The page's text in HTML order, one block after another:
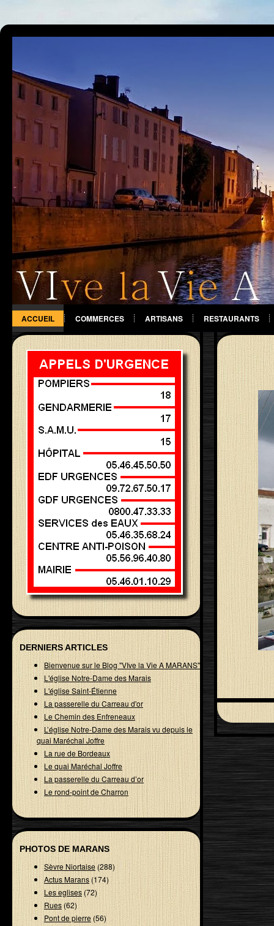
ACCUEIL COMMERCES ARTISANS RESTAURANTS
DIVERS
DERNIERS ARTICLES
Bienvenue sur le Blog "VIve la Vie A MARANS"
L'église Notre-Dame des Marais
L'église Saint-Étienne
La passerelle du Carreau d'or
Le Chemin des Enfreneaux
L’église Notre-Dame des Marais vu depuis le
quai Maréchal Joffre
La rue de Bordeaux
Le quai Maréchal Joffre
La passerelle du Carreau d’or
Le rond-point de Charron
PHOTOS DE MARANS
Sèvre Niortaise(288)
Actus Marans (174)
Les eglises(72)
Rues(62)
Pont de pierre(56)